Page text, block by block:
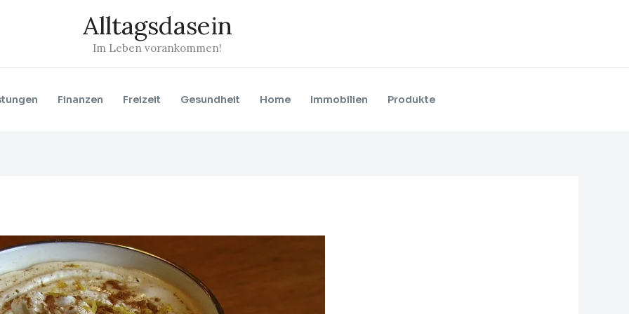
Alltagsdasein
Im Leben vorankommen!
Finanzen Freizeit Gesundheit Home Immobilien Produkte